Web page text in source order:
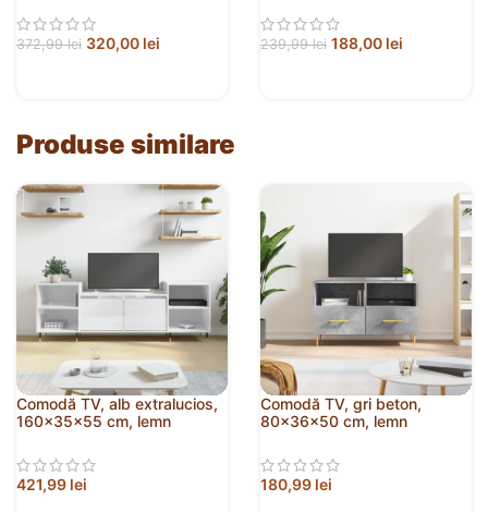
372,99lei 320,00 lei 239,99lei 188,00 lei
Produse similare
Comodă TV, alb extralucios,
160x35x55 cm, lemn
421,99 lei
Comodă TV, gri beton,
80x36x50 cm, lemn
180,99 lei